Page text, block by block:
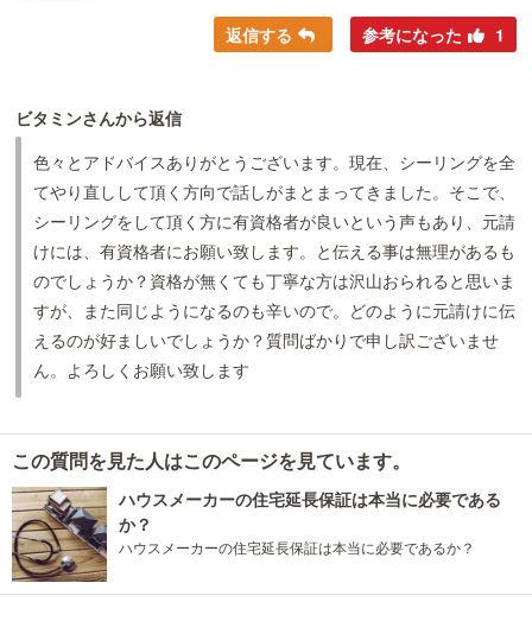
返信する 参考になった 1
ビタミンさんから返信
色々とアドバイスありがとうございます。現在、シーリングを全
てやり直しして頂く方向で話しがまとまってきました。そこで、
シーリングをして頂く方に有資格者が良いという声もあり、元請
けには、有資格者にお願い致します。と伝える事は無理があるも
のでしょうか？資格が無くても丁寧な方は沢山おられると思いま
すが、また同じようになるのも辛いので。どのように元請けに伝
えるのが好ましいでしょうか？質問ばかりで申し訳ございませ
ん。よろしくお願い致します
この質問を見た人はこのページを見ています。
ハウスメーカーの住宅延長保証は本当に必要である
か？
ハウスメーカーの住宅延長保証は本当に必要であるか？